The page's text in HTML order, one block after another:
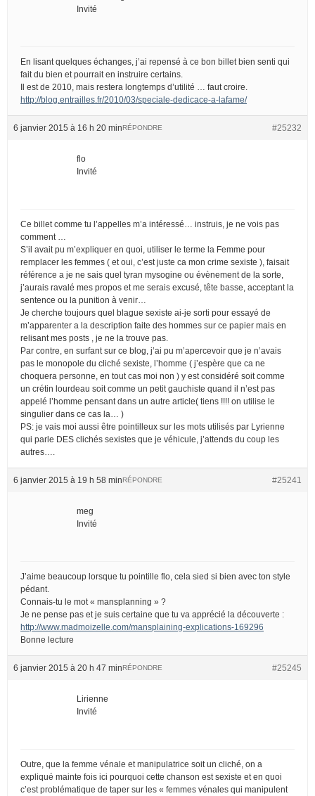
Invité
En lisant quelques échanges, j’ai repensé à ce bon billet bien senti qui
fait du bien et pourrait en instruire certains.
Il est de 2010, mais restera longtemps d’utilité … faut croire.
http://blog.entrailles.fr/2010/03/speciale-dedicace-a-lafame/
6 janvier 2015 à 16 h 20 min #25232
RÉPONDRE
flo
Invité
Ce billet comme tu l’appelles m’a intéressé… instruis, je ne vois pas
comment …
S’il avait pu m’expliquer en quoi, utiliser le terme la Femme pour
remplacer les femmes ( et oui, c’est juste ca mon crime sexiste ), faisait
référence a je ne sais quel tyran mysogine ou évènement de la sorte,
j’aurais ravalé mes propos et me serais excusé, tête basse, acceptant la
sentence ou la punition à venir…
Je cherche toujours quel blague sexiste ai-je sorti pour essayé de
m’apparenter a la description faite des hommes sur ce papier mais en
relisant mes posts , je ne la trouve pas.
Par contre, en surfant sur ce blog, j’ai pu m’apercevoir que je n’avais
pas le monopole du cliché sexiste, l’homme ( j’espère que ca ne
choquera personne, en tout cas moi non ) y est considéré soit comme
un crétin lourdeau soit comme un petit gauchiste quand il n’est pas
appelé l’homme pensant dans un autre article( tiens !!!! on utilise le
singulier dans ce cas la… )
PS: je vais moi aussi être pointilleux sur les mots utilisés par Lyrienne
qui parle DES clichés sexistes que je véhicule, j’attends du coup les
autres….
6 janvier 2015 à 19 h 58 min #25241
RÉPONDRE
meg
Invité
J’aime beaucoup lorsque tu pointille flo, cela sied si bien avec ton style
pédant.
Connais-tu le mot « mansplanning » ?
Je ne pense pas et je suis certaine que tu va apprécié la découverte :
http://www.madmoizelle.com/mansplaining-explications-169296
Bonne lecture
6 janvier 2015 à 20 h 47 min #25245
RÉPONDRE
Lirienne
Invité
Outre, que la femme vénale et manipulatrice soit un cliché, on a
expliqué mainte fois ici pourquoi cette chanson est sexiste et en quoi
c’est problématique de taper sur les « femmes vénales qui manipulent